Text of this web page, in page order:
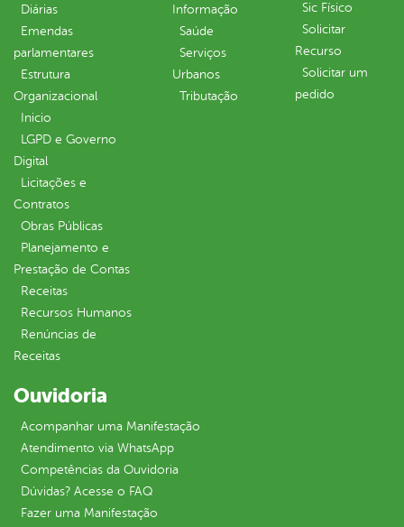
Diárias
Emendas
parlamentares
Estrutura
Organizacional
Inicio
LGPD e Governo
Digital
Licitações e
Contratos
Obras Públicas
Planejamento e
Prestação de Contas
Receitas
Recursos Humanos
Renúncias de
Receitas
Informação
Saúde
Serviços
Urbanos
Tributação
Sic Físico
Solicitar
Recurso
Solicitar um
pedido
Ouvidoria
Acompanhar uma Manifestação
Atendimento via WhatsApp
Competências da Ouvidoria
Dúvidas? Acesse o FAQ
Fazer uma Manifestação